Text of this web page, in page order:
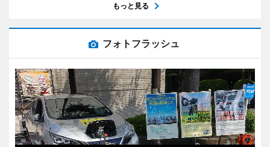
もっと見る
フォトフラッシュ